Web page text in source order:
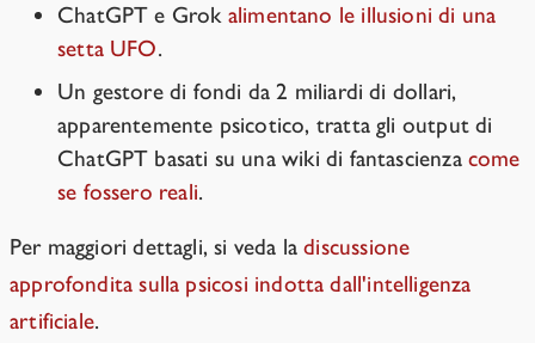
ChatGPT e Grok alimentano le illusioni di una
setta UFO.
Un gestore di fondi da 2 miliardi di dollari,
apparentemente psicotico, tratta gli output di
ChatGPT basati su una wiki di fantascienza come
se fossero reali.
Per maggiori dettagli, si veda ladiscussione
approfondita sulla psicosi indotta dall'intelligenza
artificiale.